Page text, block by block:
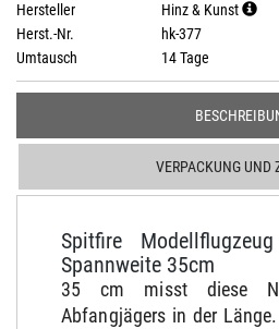
Hersteller
Hinz & Kunst
Herst.-Nr.
hk-377
Umtausch
14 Tage
VERPACKUNG UND
Spitfire
Spannweite 35cm
35 cm misst diese
Abfangjägers in der